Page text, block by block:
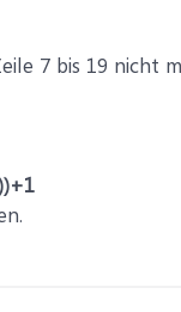
7 bis 19 nicht